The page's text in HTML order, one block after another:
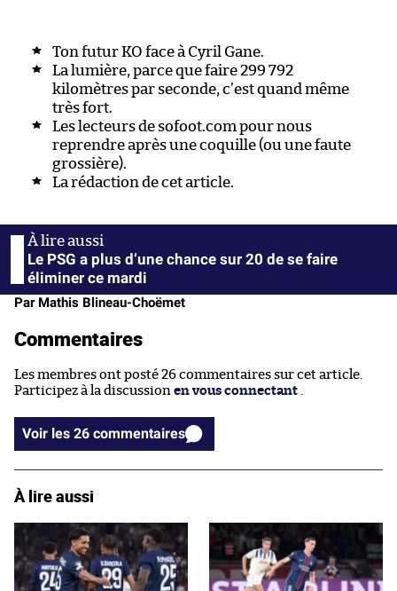
Ton futur KO face à Cyril Gane.
La lumière, parce que faire 299 792
kilomètres par seconde, c’est quand même
très fort.
Les lecteurs de sofoot.com pour nous
reprendre après une coquille (ou une faute
grossière).
La rédaction de cet article.
Le PSG a plus d’une chance sur 20 de se faire
éliminer ce mardi
Par Mathis Blineau-Choëmet
Commentaires
Les membres ont posté 26 commentaires sur cet article.
Participez à la discussion en vous connectant
Voir les 26 commentaires
À lire aussi